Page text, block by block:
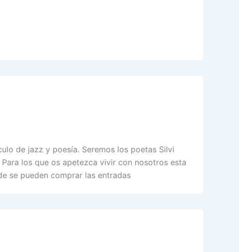
de jazz y poesía. Seremos los poetas Silvi
los que os apetezca vivir con nosotros esta
se pueden comprar las entradas